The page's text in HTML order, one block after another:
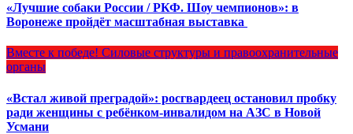
«Лучшие собаки России / РКФ. Шоу чемпионов»: в
Воронеже пройдёт масштабная выставка
Вместе к победе! Силовые структуры и правоохранительные
органы
«Встал живой преградой»: росгвардеец остановил пробку
ради женщины с ребёнком-инвалидом на АЗС в Новой
Усмани